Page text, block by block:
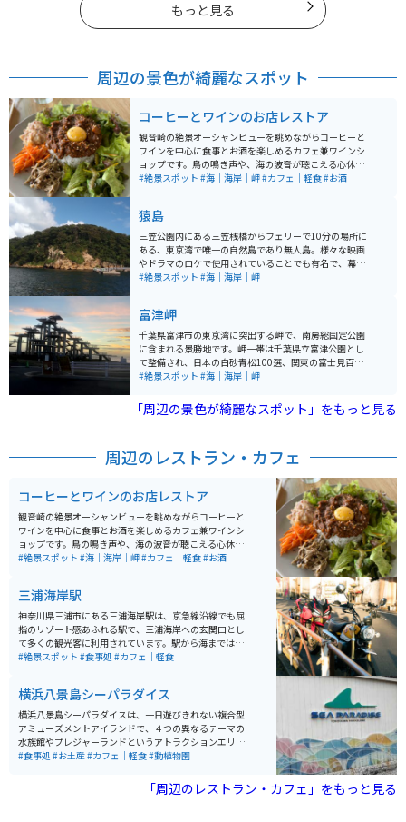
もっと見る
周辺の景色が綺麗なスポット
コーヒーとワインのお店レストア
観音崎の絶景オーシャンビューを眺めながらコーヒーと
ワインを中心に食事とお酒を楽しめるカフェ兼ワインシ
ョップです。鳥の鳴き声や、海の波音が聴こえる心休ま
る素晴らしい街で、コーヒーやワインを飲みながら食事
#絶景スポット #海｜海岸｜岬#カフェ｜軽食#お酒
猿島
三笠公園内にある三笠桟橋からフェリーで10分の場所に
ある、東京湾で唯一の自然島であり無人島。様々な映画
やドラマのロケで使用されていることでも有名で、幕末
から第二次世界大戦にかけて東京湾要塞として使用され
ポットである。
#絶景スポット #海｜海岸｜岬
富津岬
千葉県富津市の東京湾に突出する岬で、南房総国定公園
に含まれる景勝地です。岬一帯は千葉県立富津公園とし
て整備され、日本の白砂青松100選、関東の富士見百景
に選定されています。東京湾越しに横浜みなとみらいや
徴的な展望台があるので、写真も映えます。
#絶景スポット #海｜海岸｜岬
「周辺の景色が綺麗なスポット」をもっと見る
周辺のレストラン・カフェ
コーヒーとワインのお店レストア
観音崎の絶景オーシャンビューを眺めながらコーヒーと
ワインを中心に食事とお酒を楽しめるカフェ兼ワインシ
ョップです。鳥の鳴き声や、海の波音が聴こえる心休ま
る素晴らしい街で、コーヒーやワインを飲みながら食事
#絶景スポット #海｜海岸｜岬#カフェ｜軽食#お酒
三浦海岸駅
神奈川県三浦市にある三浦海岸駅は、京急線沿線でも屈
指のリゾート感あふれる駅で、三浦海岸への玄関口とし
て多くの観光客に利用されています。駅から海までは徒
歩圏内で、夏は海水浴、冬から春にかけては河津桜と菜
す。バイクで訪れる場合は三浦半島の海沿いルートを満
喫でき、周辺には駐車場も点在しているためツーリング
の休憩や目的地としても利用しやすい立地です。 2月に
河津桜が咲きます。また線路沿いにいくと桜と菜の花が
綺麗に咲いています。駅から海も近く、５分程度で海沿
#絶景スポット #食事処 #カフェ｜軽食
横浜八景島シーパラダイス
横浜八景島シーパラダイスは、一日遊びきれない複合型
アミューズメントアイランドで、４つの異なるテーマの
水族館やプレジャーランドというアトラクションエリア
があります。絶叫マシーンや国内最多の5万尾のイワシの
レストラン、BBQエリア、ホテルも完備し、2021年には
アトラクションエリアや水族館がリニューアルされ、新
#食事処 #お土産#カフェ｜軽食#動植物園
「周辺のレストラン・カフェ」をもっと見る